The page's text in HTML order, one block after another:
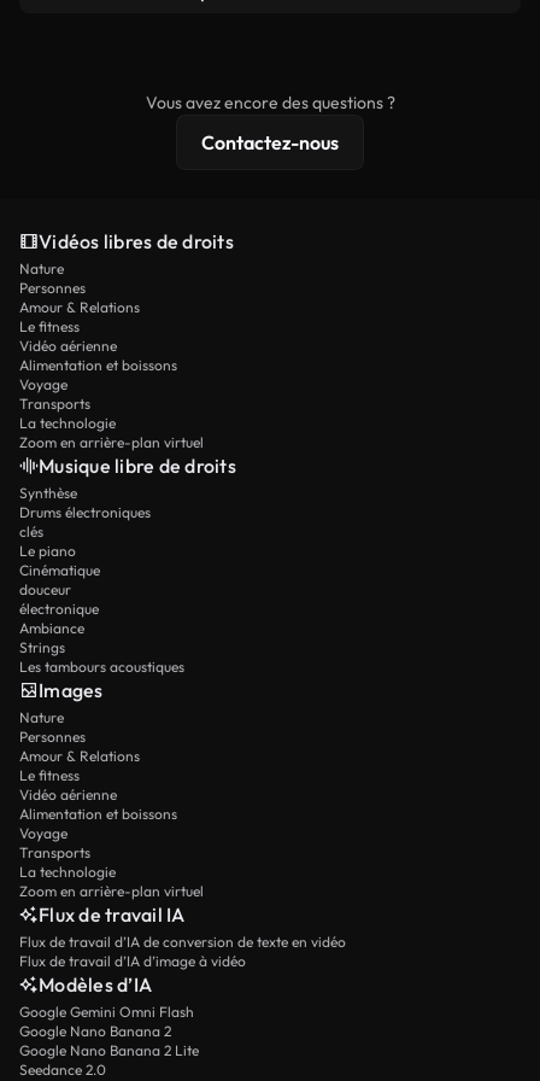
résolution 4K et des protections de licence
Vous avez encore des questions ?
Contactez-nous
Vidéos libres de droits
Nature
Personnes
Amour & Relations
Le fitness
Vidéo aérienne
Alimentation et boissons
Voyage
Transports
La technologie
Zoom en arrière-plan virtuel
Musique libre de droits
Synthèse
Drums électroniques
clés
Le piano
Cinématique
douceur
électronique
Ambiance
Strings
Les tambours acoustiques
Images
Nature
Personnes
Amour & Relations
Le fitness
Vidéo aérienne
Alimentation et boissons
Voyage
Transports
La technologie
Zoom en arrière-plan virtuel
Flux de travail IA
Flux de travail d’IA de conversion de texte en vidéo
Flux de travail d’IA d’image à vidéo
Modèles d’IA
Google Gemini Omni Flash
Google Nano Banana 2
Google Nano Banana 2 Lite
Seedance 2.0